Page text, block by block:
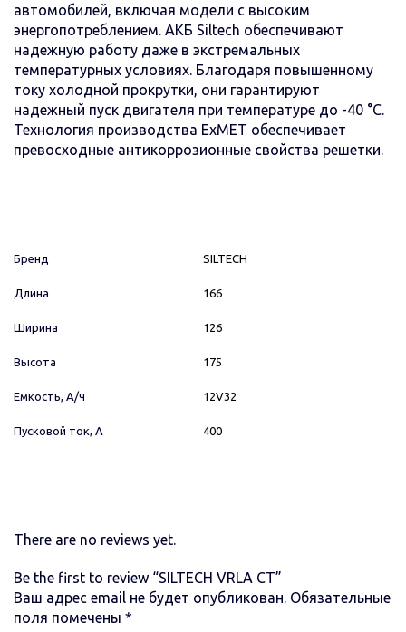
автомобилей, включая модели с высоким
энергопотреблением. АКБ Siltech обеспечивают
надежную работу даже в экстремальных
температурных условиях. Благодаря повышенному
току холодной прокрутки, они гарантируют
надежный пуск двигателя при температуре до -40 °C.
Технология производства ExMET обеспечивает
превосходные антикоррозионные свойства решетки.
Бренд SILTECH
Длина 166
Ширина 126
Высота 175
Емкость, А/ч 12V32
Пусковой ток, А 400
There are no reviews yet.
Be the first to review “SILTECH VRLA СТ”
Ваш адрес email не будет опубликован. Обязательные
поля помечены *